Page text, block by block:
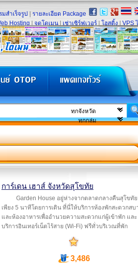
มสำเร็จรูป
รายละเอียด Package
Hosting จดโดเมน เช่าเซิร์ฟเวอร์ โฮสติ้ง VPS
การ์เดน เฮาส์ จังหวัดสุโขทัย
Garden House อยู่ห่างจากตลาดกลางคืนสุโขทัย
เพียง 5 นาทีโดยการเดิน ที่นี่ให้บริการห้องพักสะดวกสบ
และห้องอาหารเพื่ออำนวยความสะดวกแก่ผู้เข้าพัก และ
บริการอินเทอร์เน็ตไร้สาย (Wi-Fi) ฟรีทั่วบริเวณที่พัก
3,486